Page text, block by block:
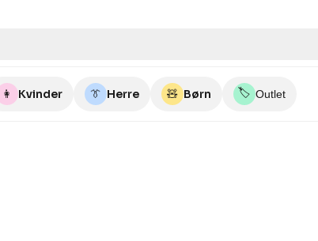
👩 Kvinder 👔 Herre 🧸 Børn 🏷️ Outlet